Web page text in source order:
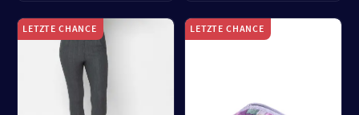
LETZTE CHANCE LETZTE CHANCE